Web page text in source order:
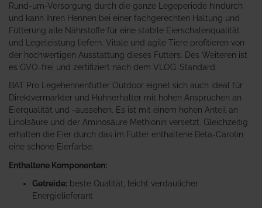
Rund-um-Versorgung durch die ganze Legeperiode hindurch
und kann Ihren Hennen bei einer fachgerechten Haltung und
Fütterung alle Nährstoffe für eine stabile Eierschalenqualität
und Legeleistung liefern. Vitale und agile Tiere profitieren von
der hochwertigen Ausstattung dieses Futters. Des Weiteren ist
es GVO-frei und zertifiziert nach dem VLOG-Standard.
BAT Pro Legehennenfutter Outdoor eignet sich auch ideal für
Direktvermarkter und Hühnerhalter mit hohen Ansprüchen an
Eierqualität und -aussehen. Es ist mit einem hohen Anteil an
Linolsäure und der Aminosäure Methionin versetzt. Gleichzeitig
erhalten die Eier durch das im Futter enthaltene Beta-Carotin
eine schöne Eierfarbe.
Enthaltene Komponenten:
Getreide: beste Qualität, leicht verdaulicher
Energielieferant